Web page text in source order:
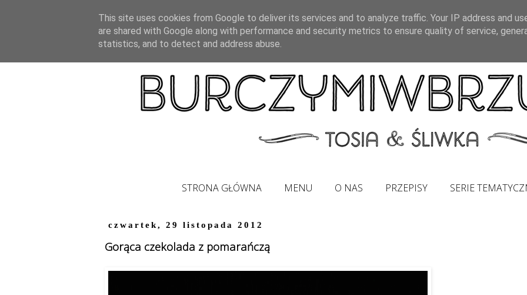
STRONA GŁÓWNA MENU O NAS PRZEPISY SERIE
czwartek, 29 listopada 2012
Gorąca czekolada z pomarańczą
This site uses cookies from Google to deliver its services and to analyze traffic. Your IP address and
are shared with Google along with performance and security metrics to ensure quality of service,
statistics, and to detect and address abuse.